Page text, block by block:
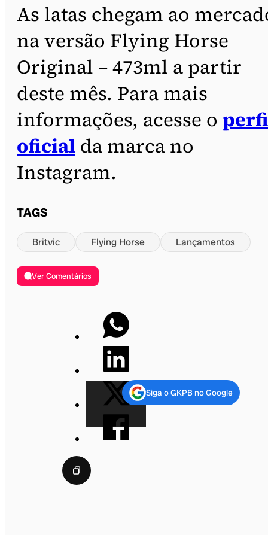
As latas chegam ao
na versão Flying Horse
Original – 473ml a partir
deste mês. Para mais
informações, acesse o
oficial da marca no
Instagram.
TAGS
Britvic Flying Horse Lançamentos
Ver Comentários
Siga o GKPB no Google